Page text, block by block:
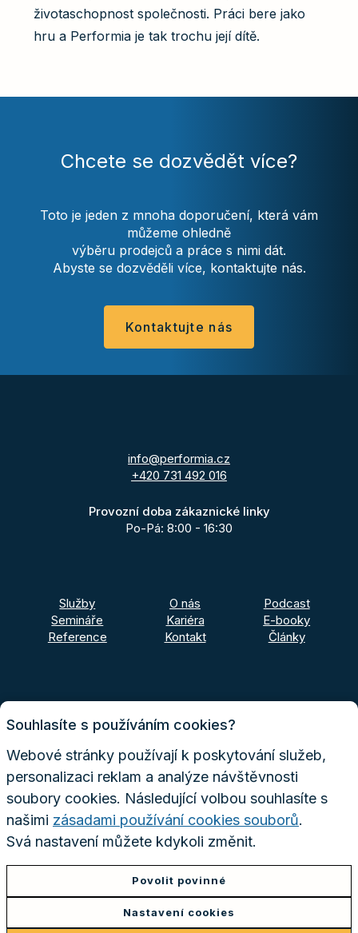
životaschopnost společnosti. Práci bere jako
hru a Performia je tak trochu její dítě.
Chcete se dozvědět více?
Toto je jeden z mnoha doporučení, která vám
můžeme ohledně
výběru prodejců a práce s nimi dát.
Abyste se dozvěděli více, kontaktujte nás.
Kontaktujte nás
info@performia.cz
+420 731 492 016
Provozní doba zákaznické linky
Po-Pá: 8:00 - 16:30
Služby
Semináře
Reference
O nás
Kariéra
Kontakt
Podcast
E-booky
Články
Souhlasíte s používáním cookies?
Webové stránky používají k poskytování služeb,
personalizaci reklam a analýze návštěvnosti
soubory cookies. Následující volbou souhlasíte s
našimi zásadami používání cookies souborů.
Svá nastavení můžete kdykoli změnit.
Povolit povinné
Nastavení cookies